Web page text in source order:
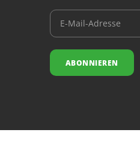
nach
reinen
ABONNIEREN